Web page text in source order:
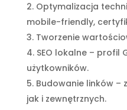
Optymalizacja
mobile-friendly,
Tworzenie
SEO lokalne – profil
użytkowników.
Budowanie linków –
jak i zewnętrznych.